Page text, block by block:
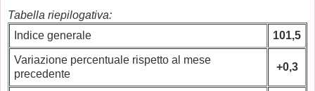
Tabella riepilogativa:
Indice generale
101,5
Variazione percentuale rispetto al mese
precedente
+0,3